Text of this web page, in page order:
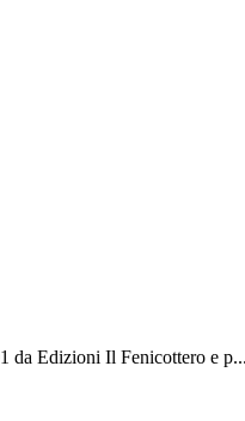
da Edizioni Il Fenicottero e p...